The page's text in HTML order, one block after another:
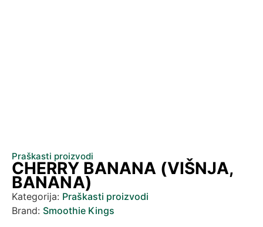
Praškasti proizvodi
CHERRY BANANA (VIŠNJA,
BANANA)
Kategorija: Praškasti proizvodi
Brand: Smoothie Kings